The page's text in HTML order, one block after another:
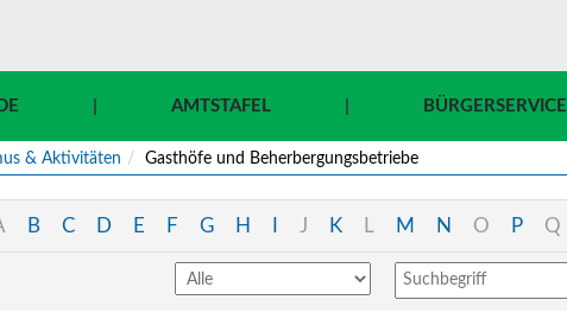
AMTSTAFEL BÜRGERSERVICE
& Aktivitäten Gasthöfe und Beherbergungsbetriebe
B C D E F G H J K L M N O P Q